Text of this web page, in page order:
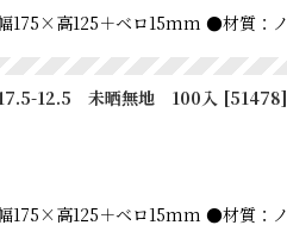
高125＋ベロ15mm ●材質：ノ
12.5 未晒無地 100入 [51478]
高125＋ベロ15mm ●材質：ノ